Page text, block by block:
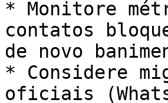
* Monitore
contatos
de novo
* Considere
oficiais